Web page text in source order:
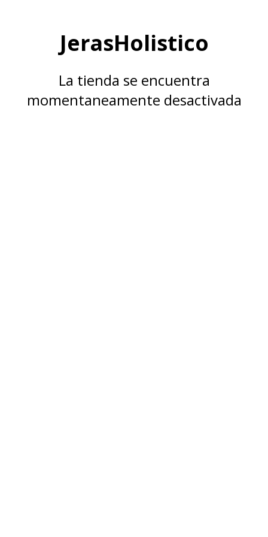
JerasHolistico
La tienda se encuentra
momentaneamente desactivada